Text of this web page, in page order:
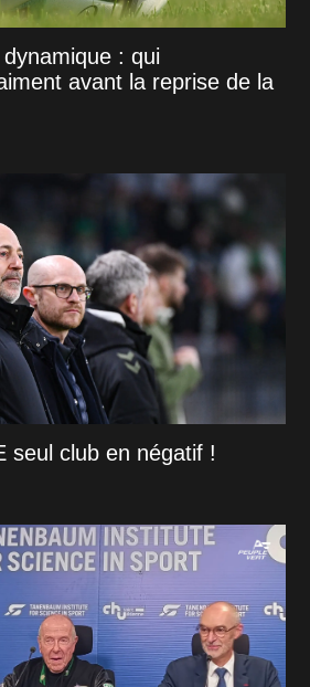
: qui
avant la reprise de la
seul club en négatif !